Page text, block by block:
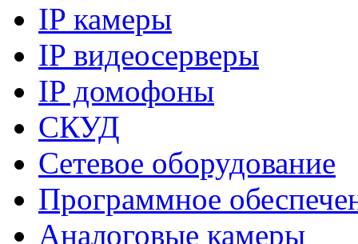
IP камеры
IP видеосерверы
IP домофоны
СКУД
Сетевое оборудование
Программное
Аналоговые камеры